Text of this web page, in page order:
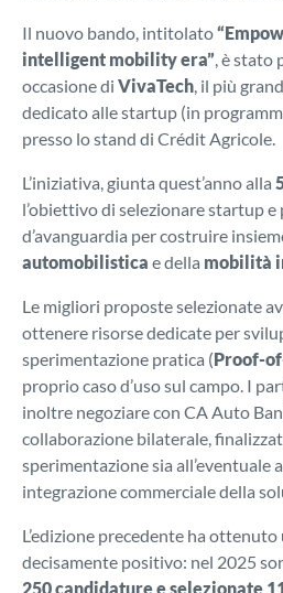
Il nuovo bando, intitolato
intelligent mobility era”, è stato
occasione di VivaTech, il più
dedicato alle startup (in
presso lo stand di Crédit Agricole.
L’iniziativa, giunta quest’anno alla
l’obiettivo di selezionare startup
d’avanguardia per costruire
automobilistica e della mobilità
Le migliori proposte selezionate
ottenere risorse dedicate per
sperimentazione pratica (Proof-
proprio caso d’uso sul campo. I
inoltre negoziare con CA Auto
collaborazione bilaterale,
sperimentazione sia all’eventuale
integrazione commerciale della
L’edizione precedente ha
decisamente positivo: nel 2025
250 candidature e selezionate